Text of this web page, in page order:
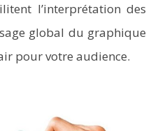
l’interprétation des
global du graphique
pour votre audience.